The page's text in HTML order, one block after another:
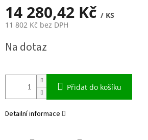
14 280,42 Kč / KS
11 802 Kč bez DPH
cena:
Na dotaz
Přidat do košíku
Detailní informace